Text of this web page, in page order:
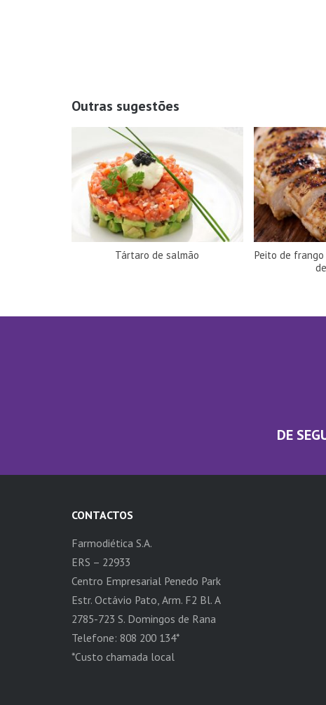
Outras sugestões
Tártaro de salmão
Peito de
DE
CONTACTOS
Farmodiética S.A.
ERS – 22933
Centro Empresarial Penedo Park
Estr. Octávio Pato, Arm. F2 Bl. A
2785-723 S. Domingos de Rana
Telefone: 808 200 134*
*Custo chamada local